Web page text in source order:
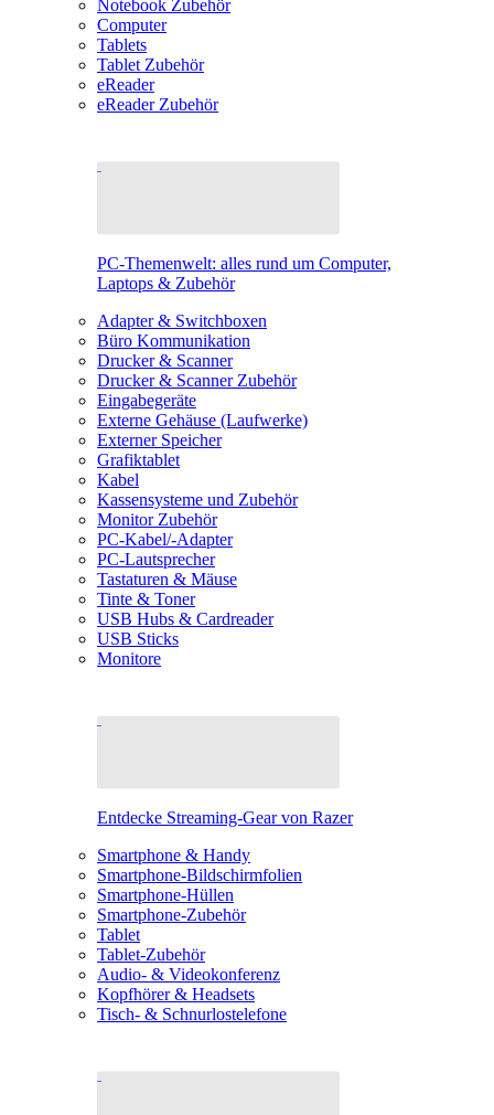
Notebook Zubehör
Computer
Tablets
Tablet Zubehör
eReader
eReader Zubehör
PC-Themenwelt: alles rund um Computer,
Laptops & Zubehör
Adapter & Switchboxen
Büro Kommunikation
Drucker & Scanner
Drucker & Scanner Zubehör
Eingabegeräte
Externe Gehäuse (Laufwerke)
Externer Speicher
Grafiktablet
Kabel
Kassensysteme und Zubehör
Monitor Zubehör
PC-Kabel/-Adapter
PC-Lautsprecher
Tastaturen & Mäuse
Tinte & Toner
USB Hubs & Cardreader
USB Sticks
Monitore
Entdecke Streaming-Gear von Razer
Smartphone & Handy
Smartphone-Bildschirmfolien
Smartphone-Hüllen
Smartphone-Zubehör
Tablet
Tablet-Zubehör
Audio- & Videokonferenz
Kopfhörer & Headsets
Tisch- & Schnurlostelefone